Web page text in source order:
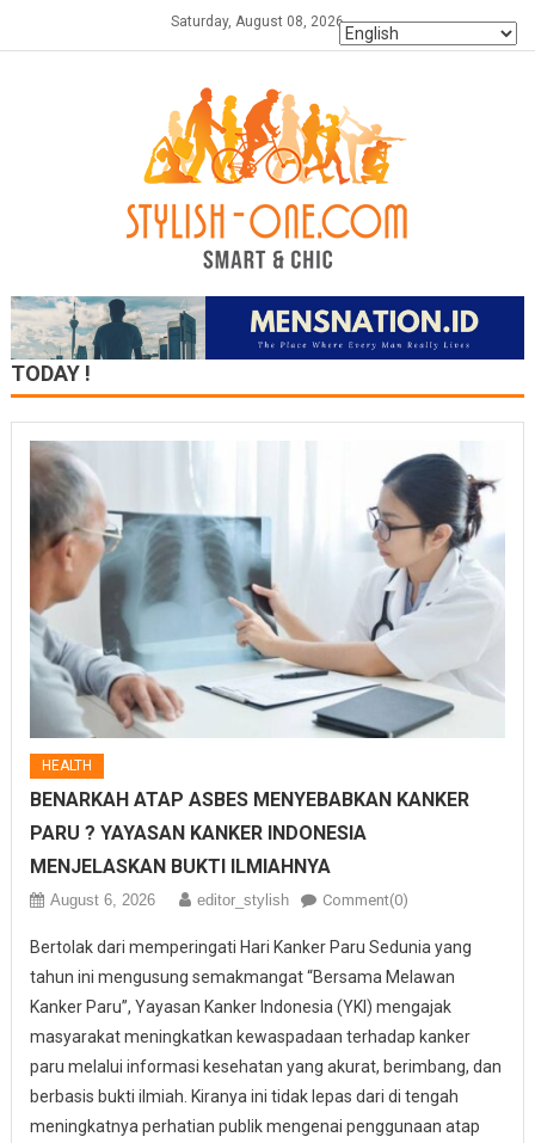
Saturday, August 08, 2026
TODAY !
HEALTH
BENARKAH ATAP ASBES MENYEBABKAN KANKER
PARU ? YAYASAN KANKER INDONESIA
MENJELASKAN BUKTI ILMIAHNYA
August 6, 2026 editor_stylish Comment(0)
Bertolak dari memperingati Hari Kanker Paru Sedunia yang
tahun ini mengusung semakmangat “Bersama Melawan
Kanker Paru”, Yayasan Kanker Indonesia (YKI) mengajak
masyarakat meningkatkan kewaspadaan terhadap kanker
paru melalui informasi kesehatan yang akurat, berimbang, dan
berbasis bukti ilmiah. Kiranya ini tidak lepas dari di tengah
meningkatnya perhatian publik mengenai penggunaan atap